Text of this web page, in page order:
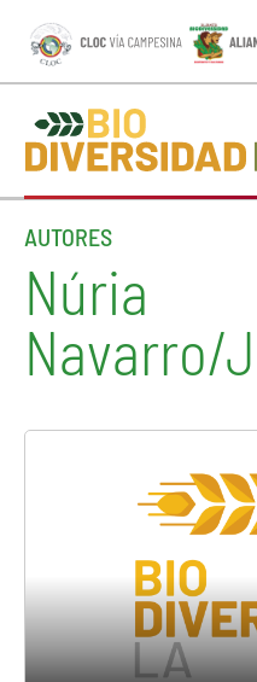
AUTORES
Núria
Navarro/